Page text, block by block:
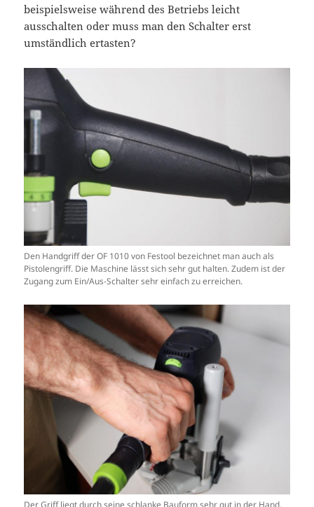
beispielsweise während des Betriebs leicht
ausschalten oder muss man den Schalter erst
umständlich ertasten?
Den Handgriff der OF 1010 von Festool bezeichnet man auch als
Pistolengriff. Die Maschine lässt sich sehr gut halten. Zudem ist der
Zugang zum Ein/Aus-Schalter sehr einfach zu erreichen.
Der Griff liegt durch seine schlanke Bauform sehr gut in der Hand.